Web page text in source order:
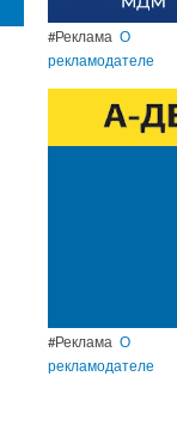
#РекламаО
рекламодателе
#РекламаО
рекламодателе